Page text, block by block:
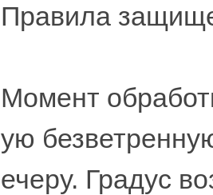
Правила
Момент
ую
ечеру. Градус